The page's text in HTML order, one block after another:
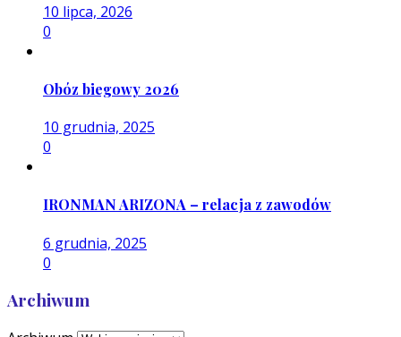
10 lipca, 2026
0
Obóz biegowy 2026
10 grudnia, 2025
0
IRONMAN ARIZONA – relacja z zawodów
6 grudnia, 2025
0
Archiwum